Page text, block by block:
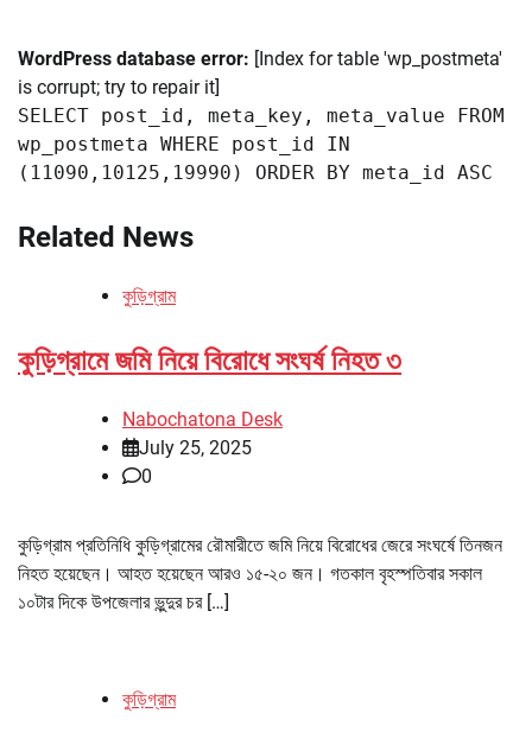
WordPress database error: [Index for table 'wp_postmeta'
is corrupt; try to repair it]
SELECT post_id, meta_key, meta_value FROM
wp_postmeta WHERE post_id IN
(11090,10125,19990) ORDER BY meta_id ASC
Related News
কুড়িগ্রাম
কুড়িগ্রামে জমি নিয়ে বিরোধে সংঘর্ষ নিহত ৩
Nabochatona Desk
July 25, 2025
0
কুড়িগ্রাম প্রতিনিধি কুড়িগ্রামের রৌমারীতে জমি নিয়ে বিরোধের জেরে সংঘর্ষে তিনজন
নিহত হয়েছেন। আহত হয়েছেন আরও ১৫-২০ জন। গতকাল বৃহস্পতিবার সকাল
১০টার দিকে উপজেলার ভুন্দুর চর […]
কুড়িগ্রাম